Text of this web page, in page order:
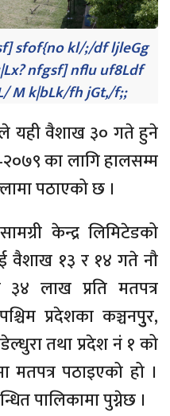
sfof{no kl/;/df ljleGg
nfgsf] nflu uf8Ldf
M k|bLk/fh jGt,/f;;
यही वैशाख ३० गते हुने
का लागि हालसम्म
पठाएको छ ।
केन्द्र लिमिटेडको
वैशाख १३ र १४ गते नौ
३४ लाख प्रति मतपत्र
प्रदेशका कञ्चनपुुर,
तथा प्रदेश नं १ को
पठाइएको हो ।
पालिकामा पुग्नेछ ।